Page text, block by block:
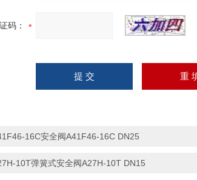
码：
16C安全阀A41F46-16C DN25
10T弹簧式安全阀A27H-10T DN15